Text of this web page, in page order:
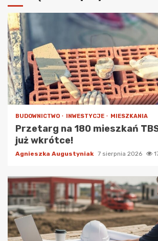
BUDOWNICTWO INWESTYCJE MIESZKANIA
Przetarg na 180 mieszkań TBS
już wkrótce!
Agnieszka Augustyniak 7 sierpnia 2026